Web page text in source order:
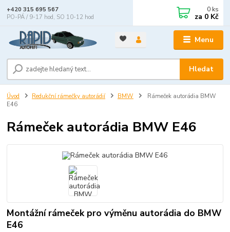
Menu
Hledat
+420 315 695 567
PO-PÁ / 9-17 hod, SO 10-12 hod
0 ks
za 0 Kč
Úvod Redukční rámečky autorádií BMW
Rámeček autorádia BMW
E46
Rámeček autorádia BMW E46
Montážní rámeček pro výměnu autorádia do BMW
E46